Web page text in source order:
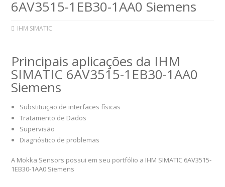
6AV3515-1EB30-1AA0 Siemens
IHM SIMATIC
Principais aplicações da IHM
SIMATIC 6AV3515-1EB30-1AA0
Siemens
Substituição de interfaces físicas
Tratamento de Dados
Supervisão
Diagnóstico de problemas
A Mokka Sensors possui em seu portfólio a IHM SIMATIC 6AV3515-
1EB30-1AA0 Siemens